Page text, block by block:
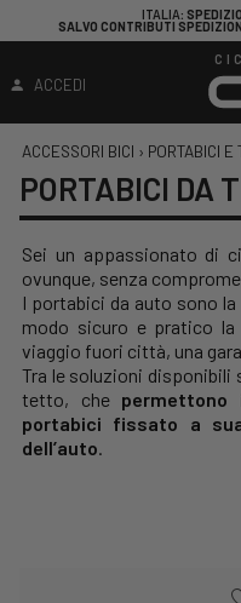
ITALIA:
SALVO CONTRIBUTI
ACCEDI
ACCESSORI BICI › PORTABICI E
PORTABICI DA
Sei un appassionato di
ovunque, senza
I portabici da auto sono
modo sicuro e pratico la
viaggio fuori città, una
Tra le soluzioni
tetto, che
portabici fissato a
dell’auto.